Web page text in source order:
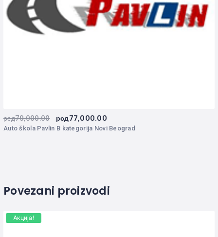
Auto škola Pavlin B kategorija Novi Beograd
рсд79,000.00 рсд77,000.00
Povezani proizvodi
Акција!